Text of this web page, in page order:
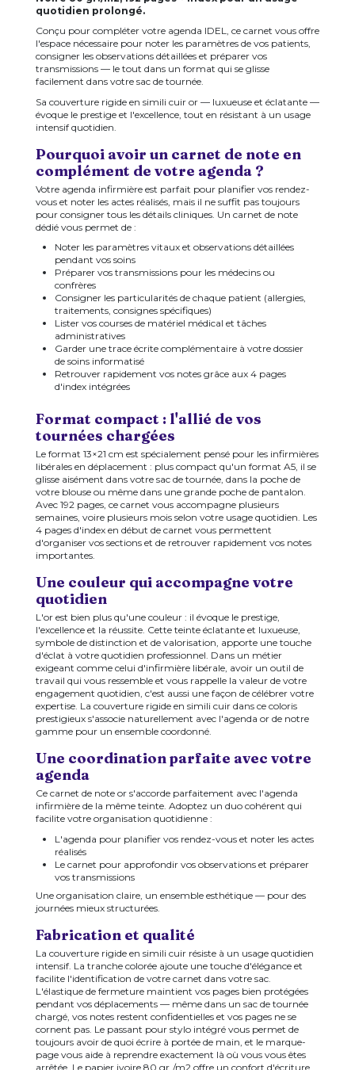
quotidien prolongé.
Conçu pour compléter votre agenda IDEL, ce carnet vous offre
l'espace nécessaire pour noter les paramètres de vos patients,
consigner les observations détaillées et préparer vos
transmissions — le tout dans un format qui se glisse
facilement dans votre sac de tournée.
Sa couverture rigide en simili cuir or — luxueuse et éclatante —
évoque le prestige et l'excellence, tout en résistant à un usage
intensif quotidien.
Pourquoi avoir un carnet de note en
complément de votre agenda ?
Votre agenda infirmière est parfait pour planifier vos rendez-
vous et noter les actes réalisés, mais il ne suffit pas toujours
pour consigner tous les détails cliniques. Un carnet de note
dédié vous permet de :
Noter les paramètres vitaux et observations détaillées
pendant vos soins
Préparer vos transmissions pour les médecins ou
confrères
Consigner les particularités de chaque patient (allergies,
traitements, consignes spécifiques)
Lister vos courses de matériel médical et tâches
administratives
Garder une trace écrite complémentaire à votre dossier
de soins informatisé
Retrouver rapidement vos notes grâce aux 4 pages
d'index intégrées
Format compact : l'allié de vos
tournées chargées
Le format 13×21 cm est spécialement pensé pour les infirmières
libérales en déplacement : plus compact qu'un format A5, il se
glisse aisément dans votre sac de tournée, dans la poche de
votre blouse ou même dans une grande poche de pantalon.
Avec 192 pages, ce carnet vous accompagne plusieurs
semaines, voire plusieurs mois selon votre usage quotidien. Les
4 pages d'index en début de carnet vous permettent
d'organiser vos sections et de retrouver rapidement vos notes
importantes.
Une couleur qui accompagne votre
quotidien
L'or est bien plus qu'une couleur : il évoque le prestige,
l'excellence et la réussite. Cette teinte éclatante et luxueuse,
symbole de distinction et de valorisation, apporte une touche
d'éclat à votre quotidien professionnel. Dans un métier
exigeant comme celui d'infirmière libérale, avoir un outil de
travail qui vous ressemble et vous rappelle la valeur de votre
engagement quotidien, c'est aussi une façon de célébrer votre
expertise. La couverture rigide en simili cuir dans ce coloris
prestigieux s'associe naturellement avec l'agenda or de notre
gamme pour un ensemble coordonné.
Une coordination parfaite avec votre
agenda
Ce carnet de note or s'accorde parfaitement avec l'agenda
infirmière de la même teinte. Adoptez un duo cohérent qui
facilite votre organisation quotidienne :
L'agenda pour planifier vos rendez-vous et noter les actes
réalisés
Le carnet pour approfondir vos observations et préparer
vos transmissions
Une organisation claire, un ensemble esthétique — pour des
journées mieux structurées.
Fabrication et qualité
La couverture rigide en simili cuir résiste à un usage quotidien
intensif. La tranche colorée ajoute une touche d'élégance et
facilite l'identification de votre carnet dans votre sac.
L'élastique de fermeture maintient vos pages bien protégées
pendant vos déplacements — même dans un sac de tournée
chargé, vos notes restent confidentielles et vos pages ne se
cornent pas. Le passant pour stylo intégré vous permet de
toujours avoir de quoi écrire à portée de main, et le marque-
page vous aide à reprendre exactement là où vous vous êtes
arrêtée. Le papier ivoire 80 gr./m2 offre un confort d'écriture